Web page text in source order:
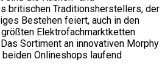
britischen Traditionsherstellers, der
Bestehen feiert, auch in den
Elektrofachmarktketten
Sortiment an innovativen Morphy
beiden Onlineshops laufend